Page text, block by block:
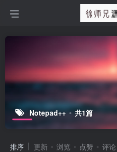
Notepad++ 共1篇
排序 更新 浏览 点赞 评论